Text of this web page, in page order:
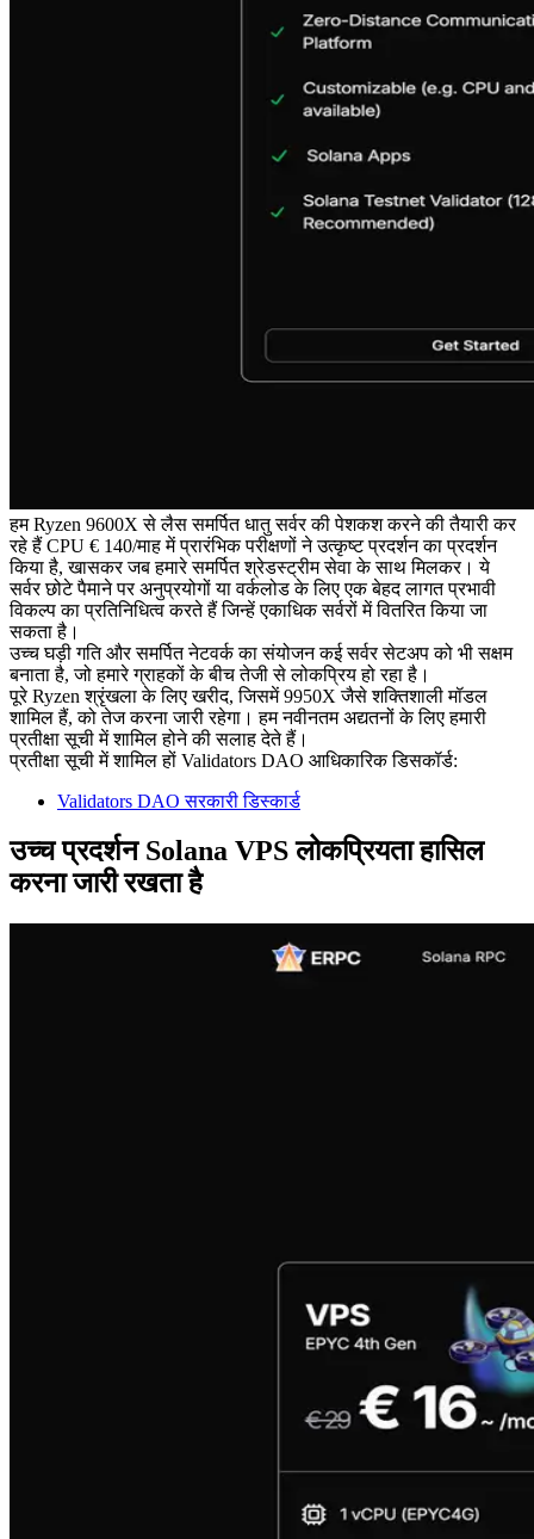
हम Ryzen 9600X से लैस समर्पित धातु सर्वर की पेशकश करने की तैयारी कर
रहे हैं CPU € 140/माह में प्रारंभिक परीक्षणों ने उत्कृष्ट प्रदर्शन का प्रदर्शन
किया है, खासकर जब हमारे समर्पित श्रेडस्ट्रीम सेवा के साथ मिलकर। ये
सर्वर छोटे पैमाने पर अनुप्रयोगों या वर्कलोड के लिए एक बेहद लागत प्रभावी
विकल्प का प्रतिनिधित्व करते हैं जिन्हें एकाधिक सर्वरों में वितरित किया जा
सकता है।
उच्च घड़ी गति और समर्पित नेटवर्क का संयोजन कई सर्वर सेटअप को भी सक्षम
बनाता है, जो हमारे ग्राहकों के बीच तेजी से लोकप्रिय हो रहा है।
पूरे Ryzen श्रृंखला के लिए खरीद, जिसमें 9950X जैसे शक्तिशाली मॉडल
शामिल हैं, को तेज करना जारी रहेगा। हम नवीनतम अद्यतनों के लिए हमारी
प्रतीक्षा सूची में शामिल होने की सलाह देते हैं।
प्रतीक्षा सूची में शामिल हों Validators DAO आधिकारिक डिसकॉर्ड:
Validators DAO सरकारी डिस्कार्ड
उच्च प्रदर्शन Solana VPS लोकप्रियता हासिल
करना जारी रखता है